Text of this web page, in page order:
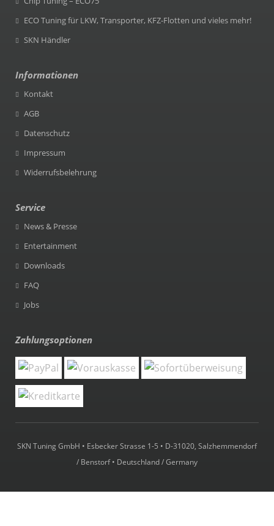
ECO Tuning für LKW, Transporter, KFZ-Flotten und vieles mehr!
SKN Händler
Informationen
Kontakt
AGB
Datenschutz
Impressum
Widerrufsbelehrung
Service
News & Presse
Entertainment
Downloads
FAQ
Jobs
Zahlungsoptionen
SKN Tuning GmbH • Esbecker Strasse 1-5 • D-31020, Salzhemmendorf
/ Benstorf • Deutschland / Germany